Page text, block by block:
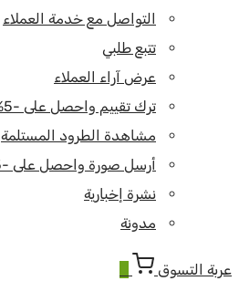
التواصل مع خدمة العملاء
تتبع طلبي
عرض آراء العملاء
ترك تقييم واحصل على -5%
مشاهدة الطرود المستلمة
أرسل صورة واحصل على -5%
نشرة إخبارية
مدونة
عربة التسوق